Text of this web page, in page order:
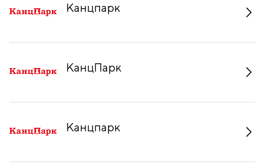
Канцпарк
КанцПарк
Канцпарк